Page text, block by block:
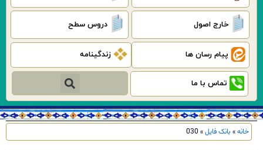
خارج اصول دروس سطح
پیام رسان ها زندگینامه
تماس با ما جستجو
خانه» بانک فایل»
030